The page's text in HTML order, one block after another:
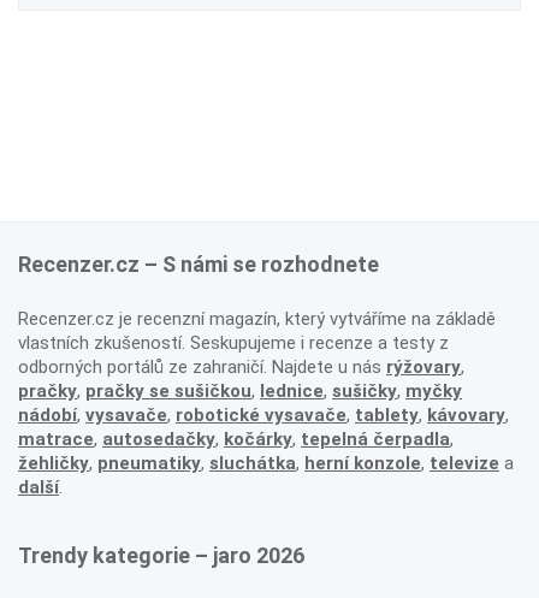
Recenzer.cz – S námi se rozhodnete
Recenzer.cz je recenzní magazín, který vytváříme na základě
vlastních zkušeností. Seskupujeme i recenze a testy z
odborných portálů ze zahraničí. Najdete u nás rýžovary,
pračky, pračky se sušičkou, lednice, sušičky, myčky
nádobí, vysavače, robotické vysavače, tablety, kávovary,
matrace, autosedačky, kočárky, tepelná čerpadla,
žehličky, pneumatiky, sluchátka, herní konzole, televize a
další.
Trendy kategorie – jaro 2026